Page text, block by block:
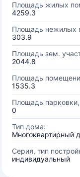
Площадь жилых
4259.3
Площадь нежилых
303.9
Площадь зем.
2044.8
Площадь
1535.3
Площадь
0
Тип дома:
Многоквартирный
Серия, тип
индивидуальный